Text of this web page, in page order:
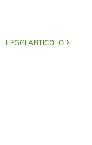
LEGGI ARTICOLO